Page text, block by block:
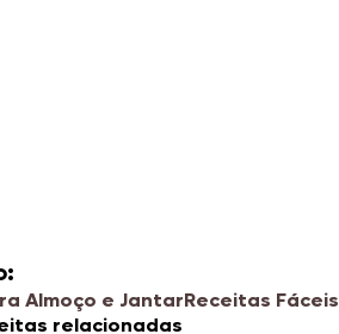
Almoço e JantarReceitas Fáceis
relacionadas